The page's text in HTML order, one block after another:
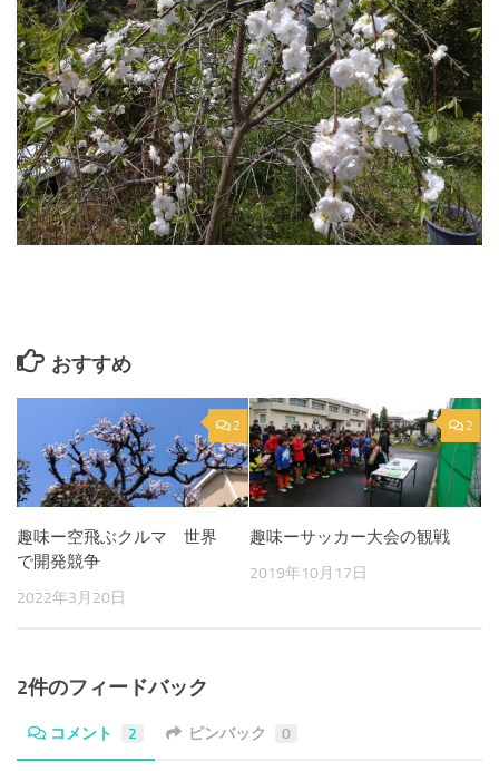
おすすめ
2
趣味ー空飛ぶクルマ 世界
で開発競争
2022年3月20日
2
趣味ーサッカー大会の観戦
2019年10月17日
2件のフィードバック
コメント 2 ピンバック 0